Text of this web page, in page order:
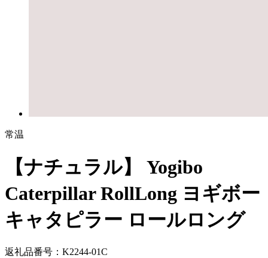
常温
【ナチュラル】 Yogibo
Caterpillar RollLong ヨギボー
キャタピラー ロールロング
返礼品番号：K2244-01C